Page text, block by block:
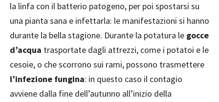
la linfa con il batterio patogeno, per poi spostarsi su
una pianta sana e infettarla: le manifestazioni si hanno
durante la bella stagione. Durante la potatura le gocce
d’acqua trasportate dagli attrezzi, come i potatoi e le
cesoie, o che scorrono sui rami, possono trasmettere
l’infezione fungina: in questo caso il contagio
avviene dalla fine dell’autunno all’inizio della